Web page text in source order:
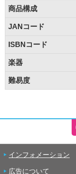
商品構成
JANコード
ISBNコード
楽器
難易度
インフォメーション
広告について